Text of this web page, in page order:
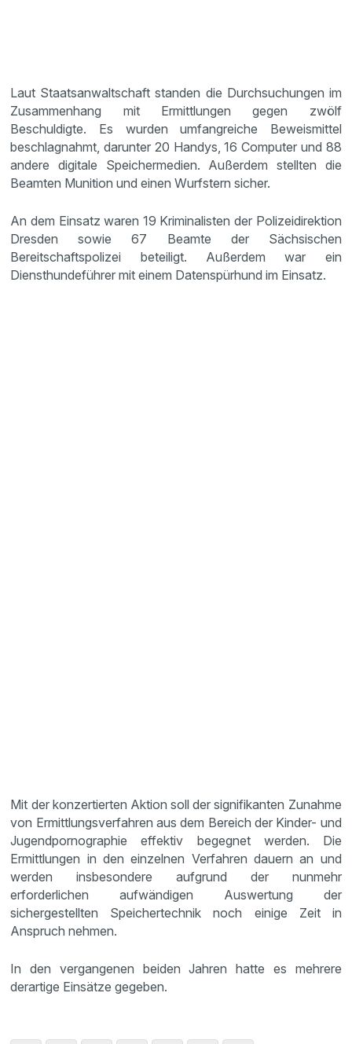
Laut Staatsanwaltschaft standen die Durchsuchungen im
Zusammenhang mit Ermittlungen gegen zwölf
Beschuldigte. Es wurden umfangreiche Beweismittel
beschlagnahmt, darunter 20 Handys, 16 Computer und 88
andere digitale Speichermedien. Außerdem stellten die
Beamten Munition und einen Wurfstern sicher.
An dem Einsatz waren 19 Kriminalisten der Polizeidirektion
Dresden sowie 67 Beamte der Sächsischen
Bereitschaftspolizei beteiligt. Außerdem war ein
Diensthundeführer mit einem Datenspürhund im Einsatz.
Mit der konzertierten Aktion soll der signifikanten Zunahme
von Ermittlungsverfahren aus dem Bereich der Kinder- und
Jugendpornographie effektiv begegnet werden. Die
Ermittlungen in den einzelnen Verfahren dauern an und
werden insbesondere aufgrund der nunmehr
erforderlichen aufwändigen Auswertung der
sichergestellten Speichertechnik noch einige Zeit in
Anspruch nehmen.
In den vergangenen beiden Jahren hatte es mehrere
derartige Einsätze gegeben.